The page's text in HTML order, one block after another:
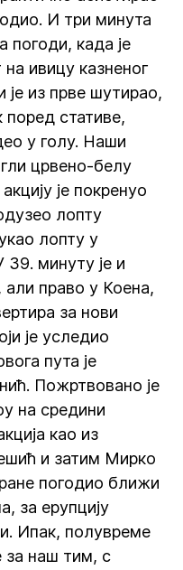
И три минута
погоди, када је
ивицу казненог
је из прве шутирао,
поред стативе,
у голу. Наши
црвено-белу
је покренуо
лопту
лопту у
39. минуту је и
право у Коена,
за нови
је уследио
пута је
Пожртвовано је
на средини
као из
и затим Мирко
погодио ближи
за ерупцију
Ипак, полувреме
за наш тим, с